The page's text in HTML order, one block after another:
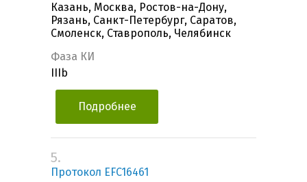
Казань, Москва, Ростов-на-Дону,
Рязань, Санкт-Петербург, Саратов,
Смоленск, Ставрополь, Челябинск
Фаза КИ
IIIb
Подробнее
5.
Протокол EFC16461